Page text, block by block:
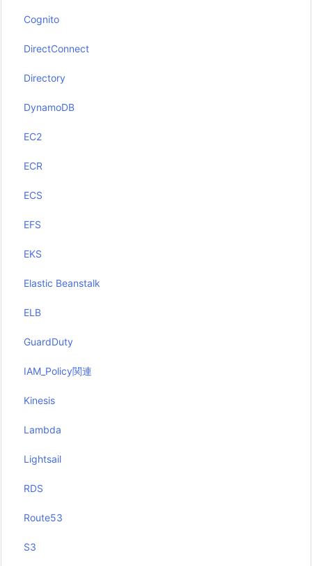
Cognito
DirectConnect
Directory
DynamoDB
EC2
ECR
ECS
EFS
EKS
Elastic Beanstalk
ELB
GuardDuty
IAM_Policy関連
Kinesis
Lambda
Lightsail
RDS
Route53
S3